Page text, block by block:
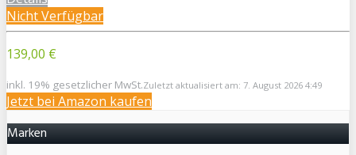
Nicht Verfügbar
139,00 €
inkl. 19% gesetzlicher MwSt.Zuletzt aktualisiert am: 7. August 2026 4:49
Jetzt bei Amazon kaufen
Marken